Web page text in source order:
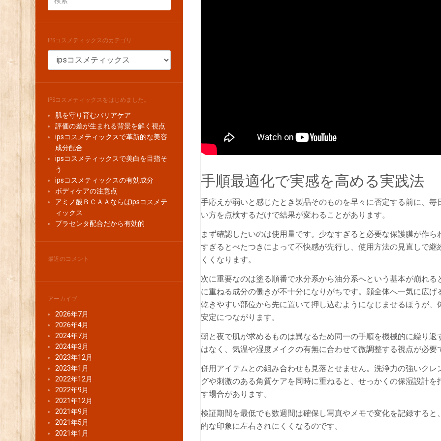
IPSコスメティックスのカテゴリ
IPS
テIPSコスメティックスをはじめました。
肌を守り育むバリアケア
評価の差が生まれる背景を解く視点
ipsコスメティックスで革新的な美容
成分配合
ipsコスメティックスで美白を目指そ
う
ipsコスメティックスの有効成分
ボディケアの注意点
アミノ酸ＢＣＡＡならばipsコスメテ
ィックス
プラセンタ配合だから有効的
最近のコメント
アーカイブ
2026年7月
2026年4月
2024年7月
2024年3月
2023年12月
2023年1月
2022年12月
2022年9月
2021年12月
2021年9月
2021年5月
2021年1月
手順最適化で実感を高める実践法
手応えが弱いと感じたとき製品そのものを早々に否定する前に、毎
い方を点検するだけで結果が変わることがあります。
まず確認したいのは使用量です。少なすぎると必要な保護膜が作ら
すぎるとべたつきによって不快感が先行し、使用方法の見直しで継
くくなります。
次に重要なのは塗る順番で水分系から油分系へという基本が崩れる
に重ねる成分の働きが不十分になりがちです。顔全体へ一気に広げ
乾きやすい部位から先に置いて押し込むようになじませるほうが、
安定につながります。
朝と夜で肌が求めるものは異なるため同一の手順を機械的に繰り返
はなく、気温や湿度メイクの有無に合わせて微調整する視点が必要
併用アイテムとの組み合わせも見落とせません。洗浄力の強いクレ
グや刺激のある角質ケアを同時に重ねると、せっかくの保湿設計を
す場合があります。
検証期間を最低でも数週間は確保し写真やメモで変化を記録すると
的な印象に左右されにくくなるのです。